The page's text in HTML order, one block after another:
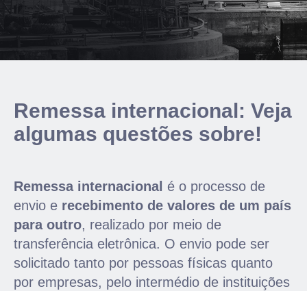
Remessa internacional: Veja
algumas questões sobre!
Remessa internacional é o processo de
envio e recebimento de valores de um país
para outro, realizado por meio de
transferência eletrônica. O envio pode ser
solicitado tanto por pessoas físicas quanto
por empresas, pelo intermédio de instituições